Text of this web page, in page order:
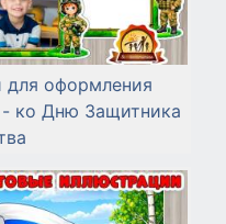
для оформления
ко Дню Защитника